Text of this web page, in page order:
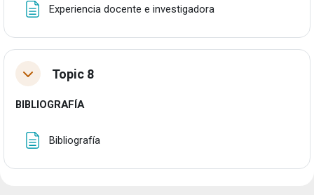
Experiencia docente e investigadora
TolestuTopic 8
BIBLIOGRAFÍA
Bibliografía